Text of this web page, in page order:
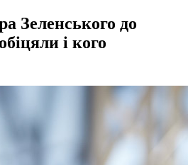
Зеленського до
і кого